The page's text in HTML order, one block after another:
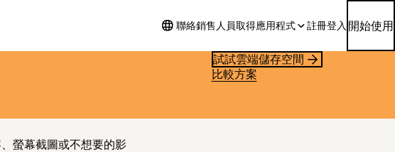
聯絡銷售人員取得應用程式 註冊登入 開始使用
試試雲端儲存空間
比較方案
螢幕截圖或不想要的影